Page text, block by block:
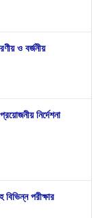
ও বর্জনীয়
নির্দেশনা
পরীক্ষার